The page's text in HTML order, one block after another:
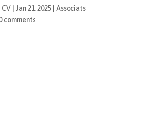
CV| Jan 21, 2025| Associats
0 comments